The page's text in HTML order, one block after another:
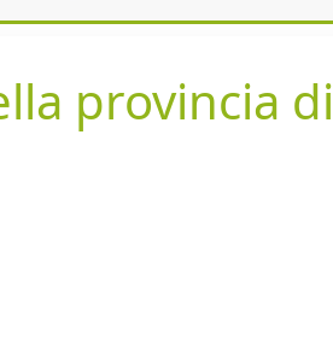
provincia di